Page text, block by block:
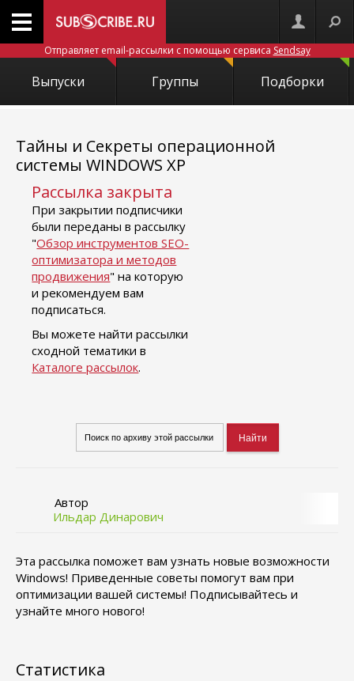
Отправляет email-рассылки с помощью сервиса Sendsay
Выпуски Группы Подборки
Тайны и Секреты операционной
системы WINDOWS XP
Рассылка закрыта
При закрытии подписчики
были переданы в рассылку
"Обзор инструментов SEO-
оптимизатора и методов
продвижения" на которую
и рекомендуем вам
подписаться.
Вы можете найти рассылки
сходной тематики в
Каталоге рассылок.
Автор
Ильдар Динарович
Эта рассылка поможет вам узнать новые возможности
Windows! Приведенные советы помогут вам при
оптимизации вашей системы! Подписывайтесь и
узнайте много нового!
Статистика